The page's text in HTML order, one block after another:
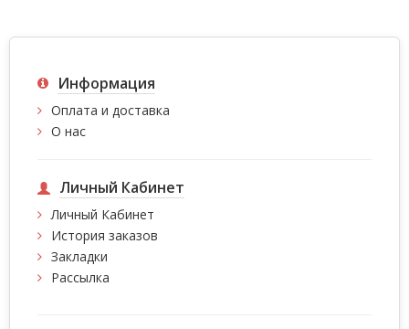
Информация
Оплата и доставка
О нас
Личный Кабинет
Личный Кабинет
История заказов
Закладки
Рассылка